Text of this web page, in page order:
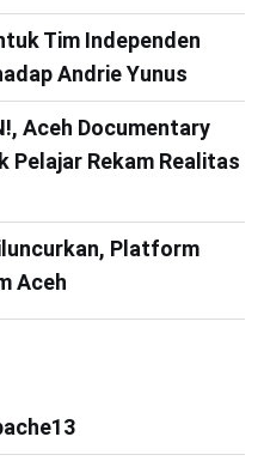
Tim Independen
Andrie Yunus
Aceh Documentary
Pelajar Rekam Realitas
Platform
Aceh